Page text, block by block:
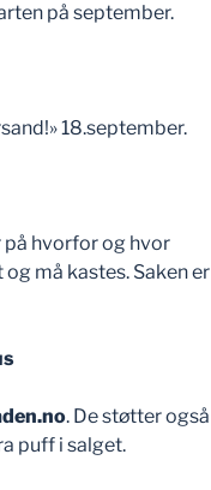
på september.
18.september.
hvorfor og hvor
må kastes. Saken er
. De støtter også
puff i salget.